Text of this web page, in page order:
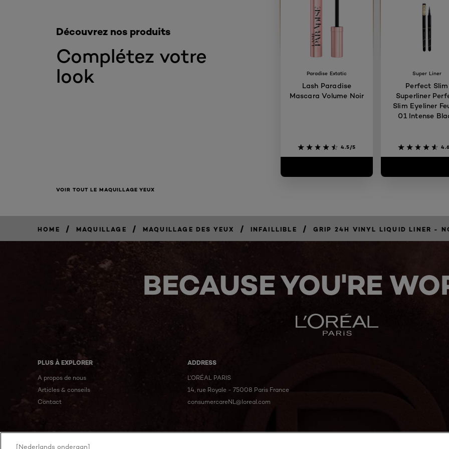
Complétez votre
look
Découvrez nos produits
Paradise Extatic
Lash Paradise
Mascara Volume Noir
4.5/5
Super Liner
Perfect Slim
Superliner
Slim Eyeliner
01 Intense
VOIR TOUT LE MAQUILLAGE YEUX
HOME / MAQUILLAGE / MAQUILLAGE DES YEUX / INFAILLIBLE / GRIP 24H VINYL LIQUID LINER -
BECAUSE YOU'RE
PLUS À EXPLORER
A propos de nous
Articles & conseils
Contact
ADDRESS
L’ORÉAL PARIS
14, rue Royale - 75008 Paris France
consumercareNL@loreal.com
[Nederlands onderaan]